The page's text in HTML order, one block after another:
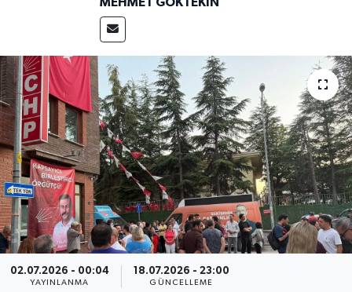
02.07.2026 - 00:04
YAYINLANMA
18.07.2026 - 23:00
GÜNCELLEME